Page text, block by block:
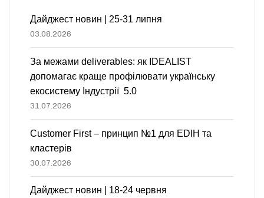
Дайджест новин | 25-31 липня
03.08.2026
За межами deliverables: як IDEALIST
допомагає краще профілювати українську
екосистему Індустрії 5.0
31.07.2026
Customer First – принцип №1 для EDIH та
кластерів
30.07.2026
Дайджест новин | 18-24 червня